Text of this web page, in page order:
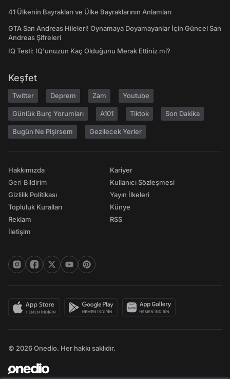
41 Ülkenin Bayrakları ve Ülke Bayraklarının Anlamları
GTA San Andreas Hileleri! Oynamaya Doyamayanlar İçin Güncel San
Andreas Şifreleri
IQ Testi: IQ'unuzun Kaç Olduğunu Merak Ettiniz mi?
Keşfet
Twitter Deprem Zam Youtube
Günlük Burç Yorumları A101 Tiktok Son Dakika
Bugün Ne Pişirsem Gezilecek Yerler
Hakkımızda
Geri Bildirim
Gizlilik Politikası
Topluluk Kuralları
Reklam
İletişim
Kariyer
Kullanıcı Sözleşmesi
Yayın İlkeleri
Künye
RSS
© 2026 Onedio. Her hakkı saklıdır.